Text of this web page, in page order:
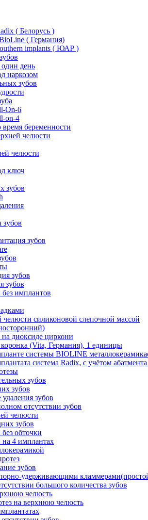
( Белорусь )
( Германия)
implants ( ЮАР )
день
наркозом
зубов
On-6
on-4
беременности
челюсти
челюсти
ключ
зубов
зубов
зубов
зубов
зубов
имплантов
челюсти силиконовой слепочной массой
на диоксиде циркони
(Vita, Германия), 1 единицы
системы BIOLINE
система Radix, с учётом
зубов
зубов
зубов
отсутствии зубов
челюсти
зубов
обточки
на 4 имплантах
зубов
удерживающими
большого количества зубов
челюсть
на верхнюю челюсть